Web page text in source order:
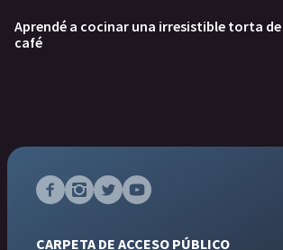
Aprendé a cocinar una irresistible torta de
café
CARPETA DE ACCESO PÚBLICO